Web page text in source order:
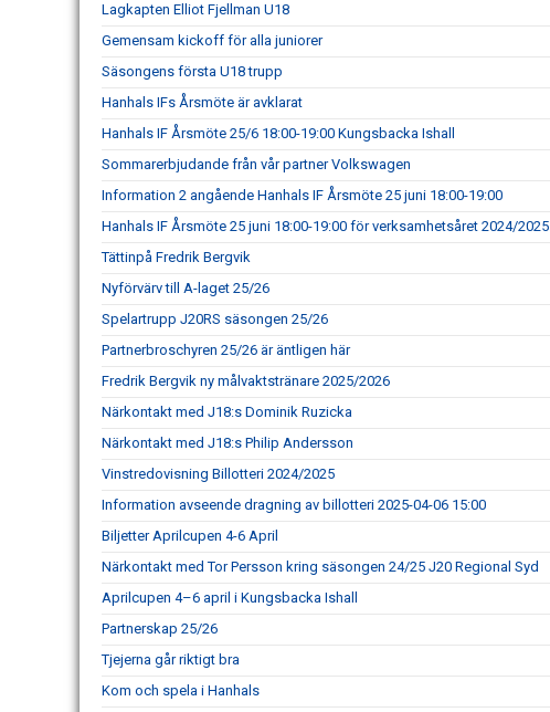
Lagkapten Elliot Fjellman U18
Gemensam kickoff för alla juniorer
Säsongens första U18 trupp
Hanhals IFs Årsmöte är avklarat
Hanhals IF Årsmöte 25/6 18:00-19:00 Kungsbacka Ishall
Sommarerbjudande från vår partner Volkswagen
Information 2 angående Hanhals IF Årsmöte 25 juni 18:00-19:00
Hanhals IF Årsmöte 25 juni 18:00-19:00 för verksamhetsåret 2024/2025
Tättinpå Fredrik Bergvik
Nyförvärv till A-laget 25/26
Spelartrupp J20RS säsongen 25/26
Partnerbroschyren 25/26 är äntligen här
Fredrik Bergvik ny målvaktstränare 2025/2026
Närkontakt med J18:s Dominik Ruzicka
Närkontakt med J18:s Philip Andersson
Vinstredovisning Billotteri 2024/2025
Information avseende dragning av billotteri 2025-04-06 15:00
Biljetter Aprilcupen 4-6 April
Närkontakt med Tor Persson kring säsongen 24/25 J20 Regional Syd
Aprilcupen 4–6 april i Kungsbacka Ishall
Partnerskap 25/26
Tjejerna går riktigt bra
Kom och spela i Hanhals